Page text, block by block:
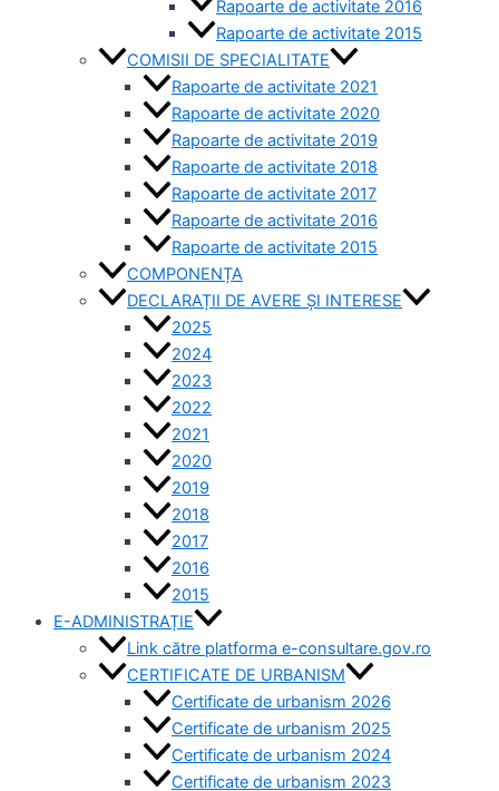
Rapoarte de activitate 2016
Rapoarte de activitate 2015
COMISII DE SPECIALITATE
Rapoarte de activitate 2021
Rapoarte de activitate 2020
Rapoarte de activitate 2019
Rapoarte de activitate 2018
Rapoarte de activitate 2017
Rapoarte de activitate 2016
Rapoarte de activitate 2015
COMPONENȚA
DECLARAȚII DE AVERE ȘI INTERESE
2025
2024
2023
2022
2021
2020
2019
2018
2017
2016
2015
E-ADMINISTRAȚIE
Link către platforma e-consultare.gov.ro
CERTIFICATE DE URBANISM
Certificate de urbanism 2026
Certificate de urbanism 2025
Certificate de urbanism 2024
Certificate de urbanism 2023